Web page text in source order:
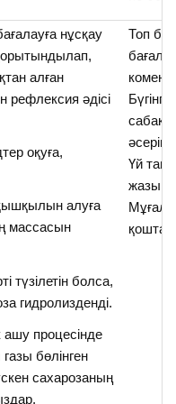
нұсқау
алған
рефлексия әдісі
оқуға,
алуға
массасын
түзілетін болса,
гидролизденді.
ашу процесінде
бөлінген
сахарозаның
Топ
Бүгінгі
Үй
жазып